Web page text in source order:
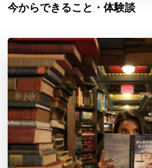
今からできること・体験談